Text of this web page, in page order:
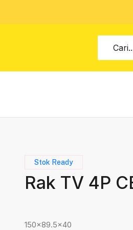
Stok Ready
Rak TV 4P
150x89.5x40